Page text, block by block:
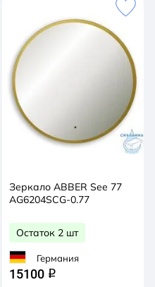
Зеркало ABBER See 77
AG6204SCG-0.77
Остаток 2 шт
Германия
15100 q